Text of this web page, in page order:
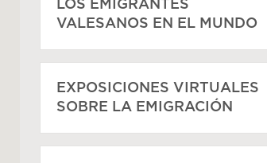
LOS EMIGRANTES
VALESANOS EN EL MUNDO
EXPOSICIONES VIRTUALES
SOBRE LA EMIGRACIÓN